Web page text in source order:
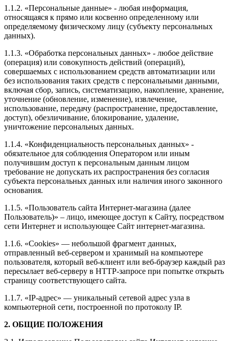
1.1.2. «Персональные данные» - любая информация,
относящаяся к прямо или косвенно определенному или
определяемому физическому лицу (субъекту персональных
данных).
1.1.3. «Обработка персональных данных» - любое действие
(операция) или совокупность действий (операций),
совершаемых с использованием средств автоматизации или
без использования таких средств с персональными данными,
включая сбор, запись, систематизацию, накопление, хранение,
уточнение (обновление, изменение), извлечение,
использование, передачу (распространение, предоставление,
доступ), обезличивание, блокирование, удаление,
уничтожение персональных данных.
1.1.4. «Конфиденциальность персональных данных» -
обязательное для соблюдения Оператором или иным
получившим доступ к персональным данным лицом
требование не допускать их распространения без согласия
субъекта персональных данных или наличия иного законного
основания.
1.1.5. «Пользователь сайта Интернет-магазина (далее
Пользователь)» – лицо, имеющее доступ к Сайту, посредством
сети Интернет и использующее Сайт интернет-магазина.
1.1.6. «Cookies» — небольшой фрагмент данных,
отправленный веб-сервером и хранимый на компьютере
пользователя, который веб-клиент или веб-браузер каждый раз
пересылает веб-серверу в HTTP-запросе при попытке открыть
страницу соответствующего сайта.
1.1.7. «IP-адрес» — уникальный сетевой адрес узла в
компьютерной сети, построенной по протоколу IP.
2. ОБЩИЕ ПОЛОЖЕНИЯ